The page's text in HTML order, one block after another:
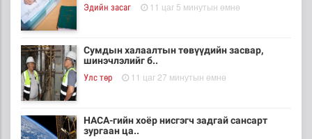
Эдийн засаг 11 цаг 5 минутын өмнө
Сумдын халаалтын төвүүдийн засвар,
шинэчлэлийг б..
Улс төр 11 цаг 27 минутын өмнө
НАСА-гийн хоёр нисгэгч задгай сансарт
зургаан ца..